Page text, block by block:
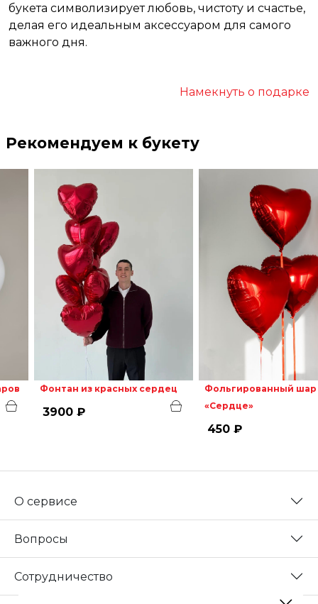
букета символизирует любовь, чистоту и счастье,
делая его идеальным аксессуаром для самого
важного дня.
Намекнуть о подарке
Рекомендуем к букету
Фонтан из красных сердец
3900 ₽
Фольгированный шар
«Сердце»
450 ₽
О сервисе
Вопросы
Сотрудничество